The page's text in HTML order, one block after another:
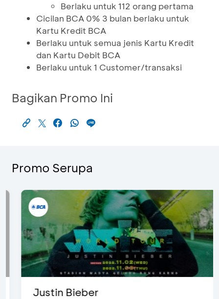
Berlaku untuk 112 orang pertama
Cicilan BCA 0% 3 bulan berlaku untuk
Kartu Kredit BCA
Berlaku untuk semua jenis Kartu Kredit
dan Kartu Debit BCA
Berlaku untuk 1 Customer/transaksi
Bagikan Promo Ini
Promo Serupa
Justin Bieber